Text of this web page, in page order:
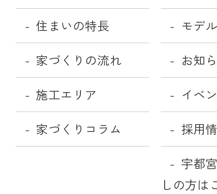
住まいの特長
モデ
家づくりの流れ
施工エリア
家づくりコラム
お知
イベ
採用
宇都
しの方は